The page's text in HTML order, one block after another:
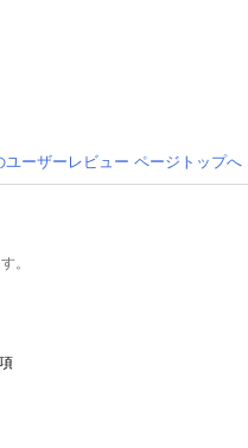
ーザーレビュー ページトップへ
。